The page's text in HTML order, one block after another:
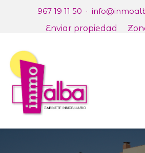
967 19 11 50 ·
Enviar propiedad